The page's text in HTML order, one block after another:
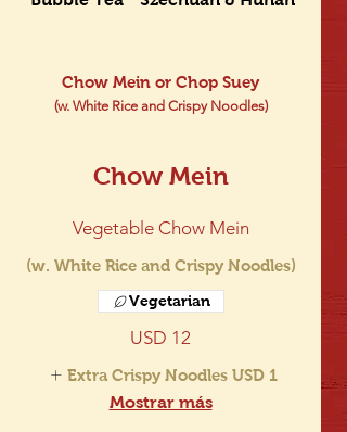
Chow Mein or Chop Suey
(w. White Rice and Crispy Noodles)
Chow Mein
Vegetable Chow Mein
(w. White Rice and Crispy Noodles)
USD 12
Vegetarian
Extra Crispy Noodles USD 1
Mostrar más